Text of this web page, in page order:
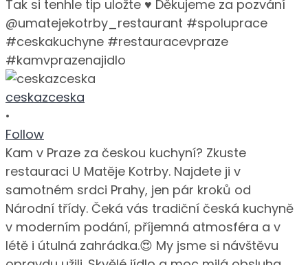
ceskazceska
•
Follow
Kam v Praze za českou kuchyní? Zkuste
restauraci U Matěje Kotrby. Najdete ji v
samotném srdci Prahy, jen pár kroků od
Národní třídy. Čeká vás tradiční česká kuchyně
v moderním podání, příjemná atmosféra a v
létě i útulná zahrádka.😍 My jsme si návštěvu